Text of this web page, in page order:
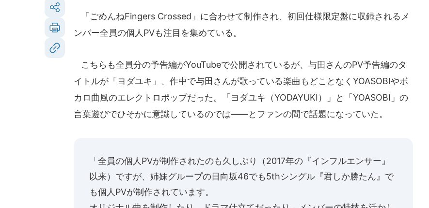
「ごめんねFingers Crossed」に合わせて制作され、初回仕様限定盤に収録されるメ
ンバー全員の個人PVも注目を集めている。
こちらも全員分の予告編がYouTubeで公開されているが、与田さんのPV予告編のタ
イトルが「ヨダユキ」、作中で与田さんが歌っている楽曲もどことなくYOASOBIやボ
カロ曲風のエレクトロポップだった。「ヨダユキ（YODAYUKI）」と「YOASOBI」の
言葉遊びでひそかに意識しているのでは――とファンの間で話題になっていた。
「全員の個人PVが制作されたのも久しぶり（2017年の『インフルエンサー』
以来）ですが、姉妹グループの日向坂46でも5thシングル『君しか勝たん』で
も個人PVが制作されています。